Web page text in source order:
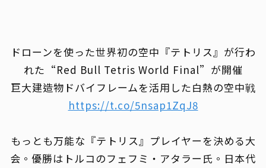
ドローンを使った世界初の空中『テトリス』が行わ
れた“Red Bull Tetris World Final”が開催
巨大建造物ドバイフレームを活用した白熱の空中戦
https://t.co/5nsap1ZqJ8
もっとも万能な『テトリス』プレイヤーを決める大
会。優勝はトルコのフェフミ・アタラー氏。日本代